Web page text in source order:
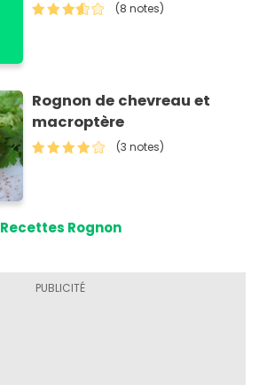
(8 notes)
Rognon de chevreau et
macroptère
(3 notes)
Recettes Rognon